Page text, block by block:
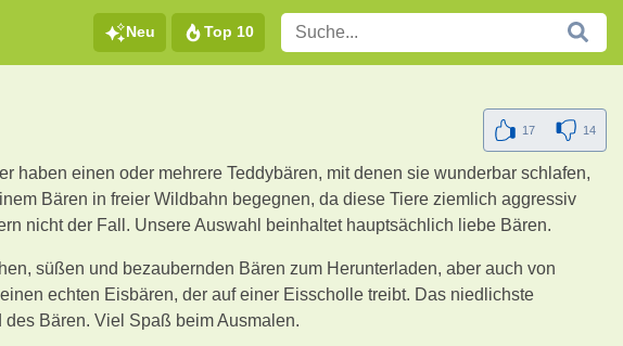
Neu Top 10
17 14
einen oder mehrere Teddybären, mit denen sie wunderbar schlafen,
Bären in freier Wildbahn begegnen, da diese Tiere ziemlich aggressiv
nicht der Fall. Unsere Auswahl beinhaltet hauptsächlich liebe Bären.
süßen und bezaubernden Bären zum Herunterladen, aber auch von
echten Eisbären, der auf einer Eisscholle treibt. Das niedlichste
Bären. Viel Spaß beim Ausmalen.